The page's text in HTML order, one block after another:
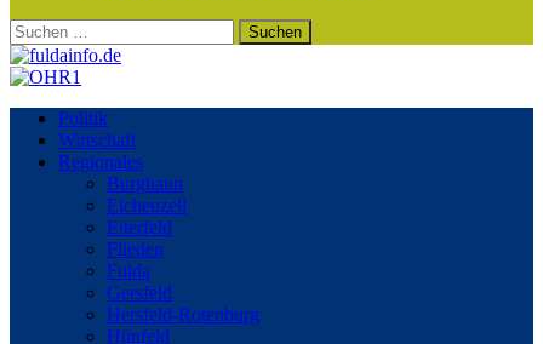
Suchen
nach:
Politik
Wirtschaft
Regionales
Burghaun
Eichenzell
Eiterfeld
Flieden
Fulda
Gersfeld
Hersfeld-Rotenburg
Hünfeld